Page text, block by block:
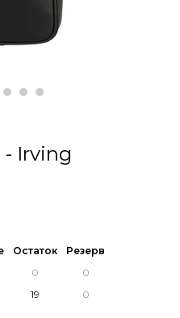
- Irving
Остаток
Резерв